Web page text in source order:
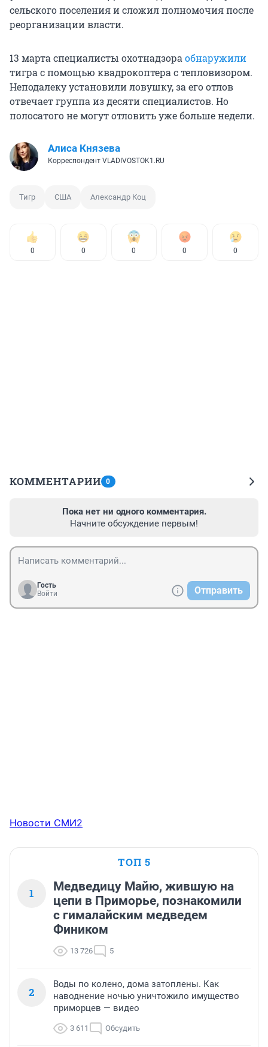
сельского поселения и сложил полномочия после
реорганизации власти.
13 марта специалисты охотнадзораобнаружили
тигра с помощью квадрокоптера с тепловизором.
Неподалеку установили ловушку, за его отлов
отвечает группа из десяти специалистов. Но
полосатого не могут отловить уже больше недели.
Алиса Князева
Корреспондент VLADIVOSTOK1.RU
Тигр США Александр Коц
0 0 0 0 0
КОММЕНТАРИИ 0
Пока нет ни одного комментария.
Начните обсуждение первым!
Гость
Войти
Отправить
Новости СМИ2
ТОП 5
1
Медведицу Майю, жившую на
цепи в Приморье, познакомили
с гималайским медведем
Фиником
13 726 5
2
Воды по колено, дома затоплены. Как
наводнение ночью уничтожило имущество
приморцев — видео
3 611 Обсудить